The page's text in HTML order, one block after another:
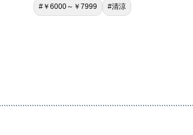
#￥6000～￥7999 #清涼